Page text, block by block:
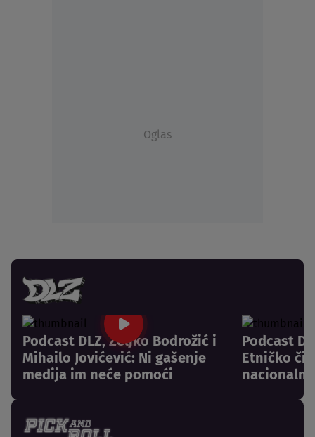
Oglas
Podcast DLZ, Željko Bodrožić i
Mihailo Jovićević: Ni gašenje
medija im neće pomoći
Podcast
Etničko
nacionalni